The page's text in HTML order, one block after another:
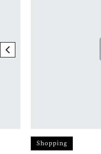
previous element
Shopping